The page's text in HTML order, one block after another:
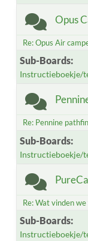
Opus
Re: Opus Air
Sub-Boards
Instructieboekje/
Re: Pennine
Sub-Boards
Instructieboekje/
Re: Wat vinden we
Sub-Boards
Instructieboekje/